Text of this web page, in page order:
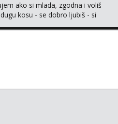
ako si mlada, zgodna i voliš
kosu - se dobro ljubiš - si